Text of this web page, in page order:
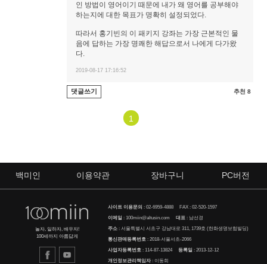
인 방법이 영어이기 때문에 내가 왜 영어를 공부해야
하는지에 대한 목표가 명확히 설정되었다.
따라서 홍기빈의 이 패키지 강좌는 가장 근본적인 물
음에 답하는 가장 명쾌한 해답으로서 나에게 다가왔
다.
2019-08-17 17:16:52
댓글쓰기 추천 8
1
백미인 이용약관 장바구니 PC버전
놀자, 일하자, 배우자!
100세까지 아름답게
사이트 이용문의 :02-6959-4888 FAX : 02-520-1597
이메일 :100miin@altusin.com 대표 : 남선경
주소 : 서울특별시 서초구 강남대로 311, 1739호 (한화생명보험빌딩)
통신판매등록번호 : 2018-서울서초-2066
사업자등록번호 : 114-87-13824등록일 : 2013-12-12
개인정보관리책임자 : 이동희